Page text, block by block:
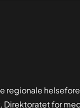
regionale
for